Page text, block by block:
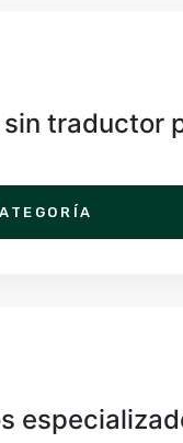
sin traductor